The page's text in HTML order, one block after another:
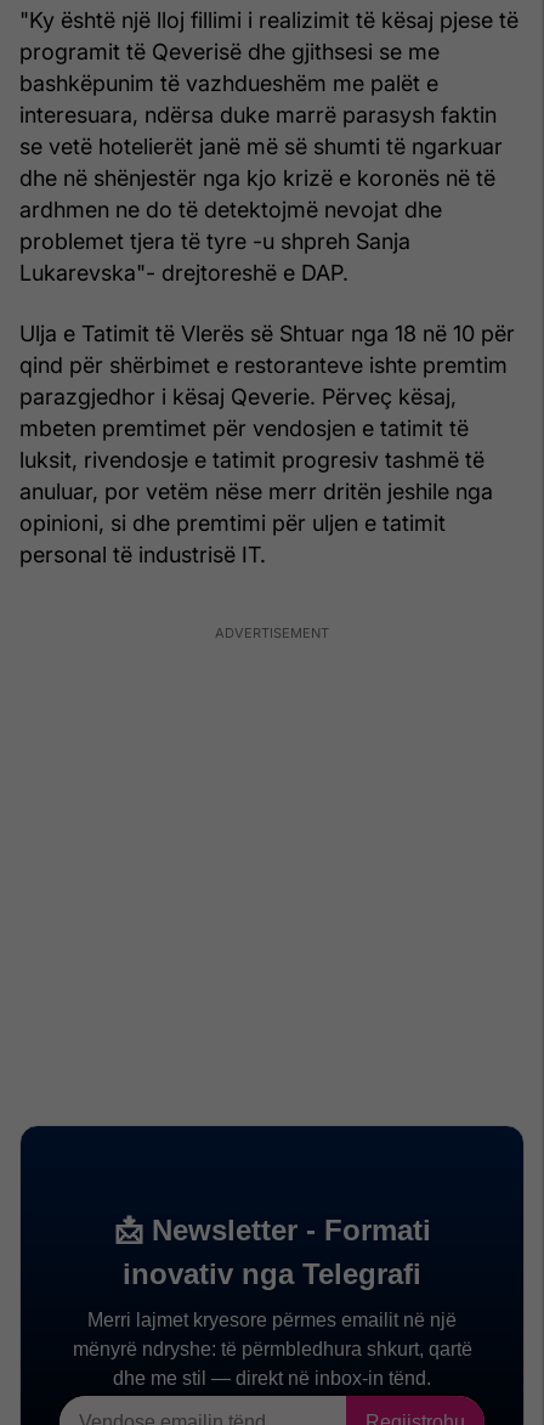
"Ky është një lloj fillimi i realizimit të kësaj pjese të
programit të Qeverisë dhe gjithsesi se me
bashkëpunim të vazhdueshëm me palët e
interesuara, ndërsa duke marrë parasysh faktin
se vetë hotelierët janë më së shumti të ngarkuar
dhe në shënjestër nga kjo krizë e koronës në të
ardhmen ne do të detektojmë nevojat dhe
problemet tjera të tyre -u shpreh Sanja
Lukarevska"- drejtoreshë e DAP.
Ulja e Tatimit të Vlerës së Shtuar nga 18 në 10 për
qind për shërbimet e restoranteve ishte premtim
parazgjedhor i kësaj Qeverie. Përveç kësaj,
mbeten premtimet për vendosjen e tatimit të
luksit, rivendosje e tatimit progresiv tashmë të
anuluar, por vetëm nëse merr dritën jeshile nga
opinioni, si dhe premtimi për uljen e tatimit
personal të industrisë IT.